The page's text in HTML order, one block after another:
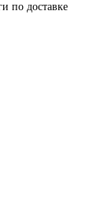
по доставке